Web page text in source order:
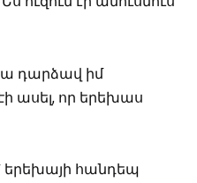
դարձավ իմ
ասել, որ երեխաս
երեխայի հանդեպ